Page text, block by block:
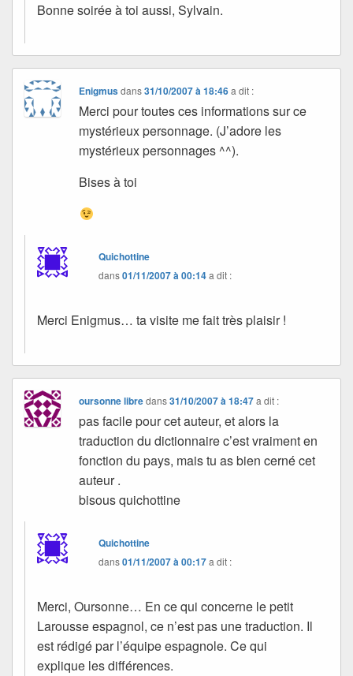
Bonne soirée à toi aussi, Sylvain.
Enigmusdans31/10/2007 à 18:46 a dit :
Merci pour toutes ces informations sur ce
mystérieux personnage. (J’adore les
mystérieux personnages ^^).
Bises à toi
Quichottine
dans01/11/2007 à 00:14a dit :
Merci Enigmus… ta visite me fait très plaisir !
oursonne libredans31/10/2007 à 18:47 a dit :
pas facile pour cet auteur, et alors la
traduction du dictionnaire c’est vraiment en
fonction du pays, mais tu as bien cerné cet
auteur .
bisous quichottine
Quichottine
dans01/11/2007 à 00:17a dit :
Merci, Oursonne… En ce qui concerne le petit
Larousse espagnol, ce n’est pas une traduction. Il
est rédigé par l’équipe espagnole. Ce qui
explique les différences.